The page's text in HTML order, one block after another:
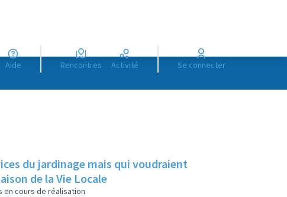
Aide Rencontres Activité Se connecter
du jardinage mais qui voudraient
de la Vie Locale
en cours de réalisation